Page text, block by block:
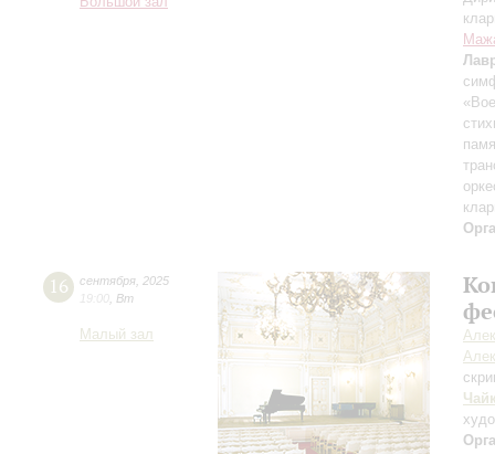
16 сентября 2025
19:00 Вт
Малый зал